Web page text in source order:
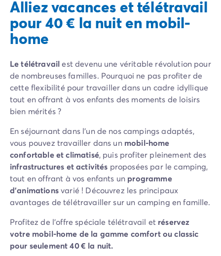
Camping Biarritz
Camping Bidart
Camping Hendaye
Camping Côtes d'Armor
Camping Finistère
Camping Ille-et-Vilaine
Camping Saint-Malo
Camping Morbihan
Camping Centre-Val de Loire
Camping Indre-et-Loire
Camping Chenonceau
Camping Champagne-Ardenne
Camping Ardennes
Camping Corse
Camping Corse-du-Sud
Camping Porto Vecchio
Camping Haute-Corse
Camping Bastia
Alliez vacances et télétravail
pour 40 € la nuit en mobil-
home
Le télétravailest devenu une véritable révolution pour
de nombreuses familles. Pourquoi ne pas profiter de
cette flexibilité pour travailler dans un cadre idyllique
tout en offrant à vos enfants des moments de loisirs
bien mérités ?
En séjournant dans l’un de nos campings adaptés,
vous pouvez travailler dans un mobil-home
confortable et climatisé, puis profiter pleinement des
infrastructures et activités proposées par le camping,
tout en offrant à vos enfants un programme
d’animationsvarié ! Découvrez les principaux
avantages de télétravailler sur un camping en famille.
Profitez de l'offre spéciale télétravail et réservez
votre mobil-home de la gamme comfort ou classic
pour seulement 40 € la nuit.